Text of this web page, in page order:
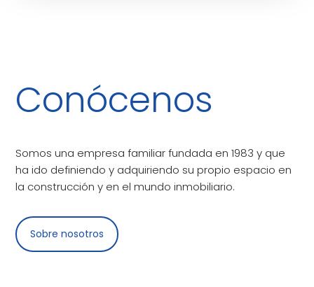
Conócenos
Somos una empresa familiar fundada en 1983 y que
ha ido definiendo y adquiriendo su propio espacio en
la construcción y en el mundo inmobiliario.
Sobre nosotros